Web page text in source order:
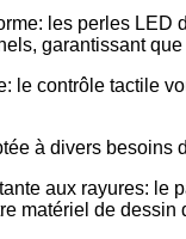
les perles LED
garantissant
le contrôle tactile
à divers besoins
aux rayures: le
matériel de dessin